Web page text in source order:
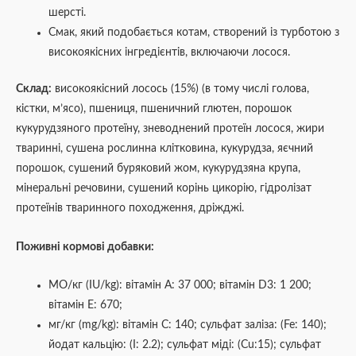
шерсті.
Смак, який подобається котам, створений із турботою з
високоякісних інгредієнтів, включаючи лосося.
Склад: високоякісний лосось (15%) (в тому числі голова,
кістки, м’ясо), пшениця, пшеничний глютен, порошок
кукурудзяного протеїну, зневоднений протеїн лосося, жири
тваринні, сушена рослинна клітковина, кукурудза, яєчний
порошок, сушений буряковий жом, кукурудзяна крупа,
мінеральні речовини, сушений корінь цикорію, гідролізат
протеїнів тваринного походження, дріжджі.
Поживні кормові добавки:
МО/кг (IU/kg): вітамін А: 37 000; вітамін D3: 1 200;
вітамін Е: 670;
мг/кг (mg/kg): вітамін С: 140; сульфат заліза: (Fe: 140);
йодат кальцію: (I: 2.2); сульфат міді: (Cu:15); сульфат